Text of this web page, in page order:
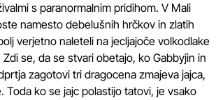
s paranormalnim pridihom. V Mali
namesto debelušnih hrčkov in zlatih
verjetno naleteli na jecljajoče volkodlake
se, da se stvari obetajo, ko Gabbyjin in
zagotovi tri dragocena zmajeva jajca,
Toda ko se jajc polastijo tatovi, je vsako